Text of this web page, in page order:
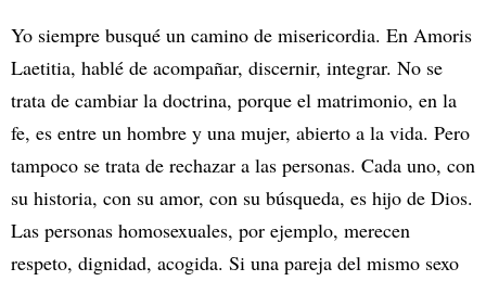
Yo siempre busqué un camino de misericordia. En Amoris
Laetitia, hablé de acompañar, discernir, integrar. No se
trata de cambiar la doctrina, porque el matrimonio, en la
fe, es entre un hombre y una mujer, abierto a la vida. Pero
tampoco se trata de rechazar a las personas. Cada uno, con
su historia, con su amor, con su búsqueda, es hijo de Dios.
Las personas homosexuales, por ejemplo, merecen
respeto, dignidad, acogida. Si una pareja del mismo sexo